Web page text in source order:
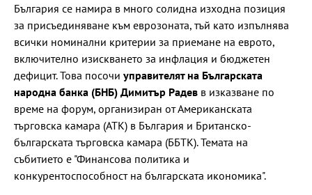
България се намира в много солидна изходна позиция
за присъединяване към еврозоната, тъй като изпълнява
всички номинални критерии за приемане на еврото,
включително изискването за инфлация и бюджетен
дефицит. Това посочи управителят на Българската
народна банка (БНБ) Димитър Радев в изказване по
време на форум, организиран от Американската
търговска камара (АТК) в България и Британско-
българската търговска камара (ББТК). Темата на
събитието е "Финансова политика и
конкурентоспособност на българската икономика".